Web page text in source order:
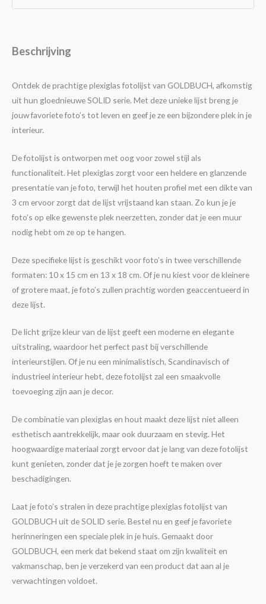
Beschrijving
Ontdek de prachtige plexiglas fotolijst van GOLDBUCH, afkomstig
uit hun gloednieuwe SOLID serie. Met deze unieke lijst breng je
jouw favoriete foto’s tot leven en geef je ze een bijzondere plek in je
interieur.
De fotolijst is ontworpen met oog voor zowel stijl als
functionaliteit. Het plexiglas zorgt voor een heldere en glanzende
presentatie van je foto, terwijl het houten profiel met een dikte van
3 cm ervoor zorgt dat de lijst vrijstaand kan staan. Zo kun je je
foto’s op elke gewenste plek neerzetten, zonder dat je een muur
nodig hebt om ze op te hangen.
Deze specifieke lijst is geschikt voor foto’s in twee verschillende
formaten: 10 x 15 cm en 13 x 18 cm. Of je nu kiest voor de kleinere
of grotere maat, je foto’s zullen prachtig worden geaccentueerd in
deze lijst.
De licht grijze kleur van de lijst geeft een moderne en elegante
uitstraling, waardoor het perfect past bij verschillende
interieurstijlen. Of je nu een minimalistisch, Scandinavisch of
industrieel interieur hebt, deze fotolijst zal een smaakvolle
toevoeging zijn aan je decor.
De combinatie van plexiglas en hout maakt deze lijst niet alleen
esthetisch aantrekkelijk, maar ook duurzaam en stevig. Het
hoogwaardige materiaal zorgt ervoor dat je lang van deze fotolijst
kunt genieten, zonder dat je je zorgen hoeft te maken over
beschadigingen.
Laat je foto’s stralen in deze prachtige plexiglas fotolijst van
GOLDBUCH uit de SOLID serie. Bestel nu en geef je favoriete
herinneringen een speciale plek in je huis. Gemaakt door
GOLDBUCH, een merk dat bekend staat om zijn kwaliteit en
vakmanschap, ben je verzekerd van een product dat aan al je
verwachtingen voldoet.